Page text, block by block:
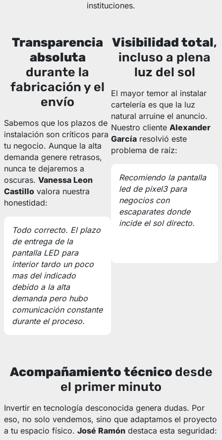
instituciones.
Transparencia
absoluta
durante la
fabricación y el
envío
Sabemos que los plazos de
instalación son críticos para
tu negocio. Aunque la alta
demanda genere retrasos,
nunca te dejaremos a
oscuras. Vanessa Leon
Castillo valora nuestra
honestidad:
Todo correcto. El plazo
de entrega de la
pantalla LED para
interior tardo un poco
mas del indicado
debido a la alta
demanda pero hubo
comunicación constante
durante el proceso.
Visibilidad total,
incluso a plena
luz del sol
El mayor temor al instalar
cartelería es que la luz
natural arruine el anuncio.
Nuestro cliente Alexander
García resolvió este
problema de raíz:
Recomiendo la pantalla
led de pixel3 para
negocios con
escaparates donde
incide el sol directo.
Acompañamiento técnico desde
el primer minuto
Invertir en tecnología desconocida genera dudas. Por
eso, no solo vendemos, sino que adaptamos el proyecto
a tu espacio físico. José Ramón destaca esta seguridad: